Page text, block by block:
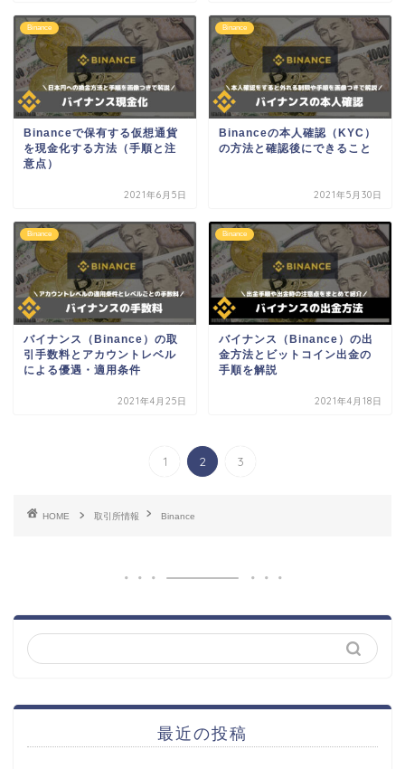
Binance
Binanceで保有する仮想通貨
を現金化する方法（手順と注
意点）
2021年6月5日
Binance
Binanceの本人確認（KYC）
の方法と確認後にできること
2021年5月30日
Binance
バイナンス（Binance）の取
引手数料とアカウントレベル
による優遇・適用条件
2021年4月25日
Binance
バイナンス（Binance）の出
金方法とビットコイン出金の
手順を解説
2021年4月18日
1 2 3
HOME 取引所情報 Binance
最近の投稿